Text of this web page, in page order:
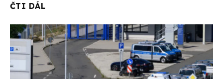
ČTI DÁL